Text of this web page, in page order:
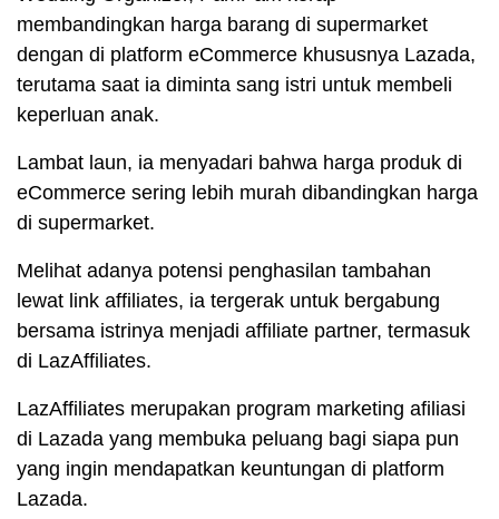
membandingkan harga barang di supermarket
dengan di platform eCommerce khususnya Lazada,
terutama saat ia diminta sang istri untuk membeli
keperluan anak.
Lambat laun, ia menyadari bahwa harga produk di
eCommerce sering lebih murah dibandingkan harga
di supermarket.
Melihat adanya potensi penghasilan tambahan
lewat link affiliates, ia tergerak untuk bergabung
bersama istrinya menjadi affiliate partner, termasuk
di LazAffiliates.
LazAffiliates merupakan program marketing afiliasi
di Lazada yang membuka peluang bagi siapa pun
yang ingin mendapatkan keuntungan di platform
Lazada.